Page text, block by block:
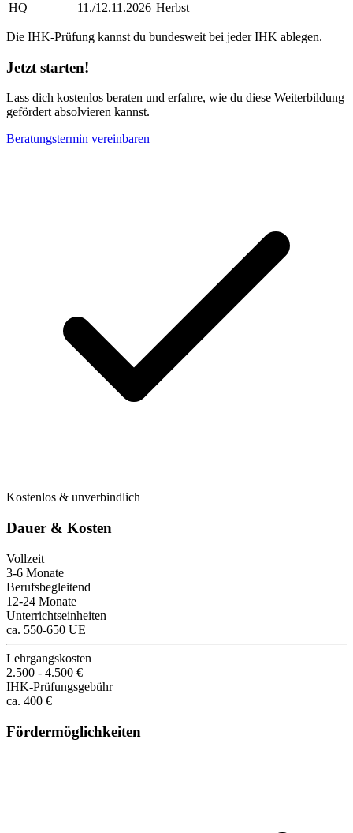
HQ
11./12.11.2026 Herbst
Die IHK-Prüfung kannst du bundesweit bei jeder IHK ablegen.
Jetzt starten!
Lass dich kostenlos beraten und erfahre, wie du diese Weiterbildung
gefördert absolvieren kannst.
Beratungstermin vereinbaren
Kostenlos & unverbindlich
Dauer & Kosten
Vollzeit
3-6 Monate
Berufsbegleitend
12-24 Monate
Unterrichtseinheiten
ca. 550-650 UE
Lehrgangskosten
2.500 - 4.500 €
IHK-Prüfungsgebühr
ca. 400 €
Fördermöglichkeiten